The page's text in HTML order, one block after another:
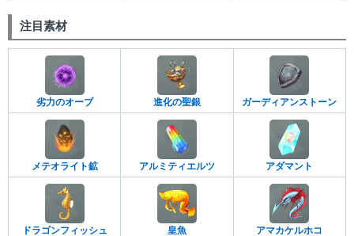
注目素材
劣力のオーブ 進化の聖銀 ガーディアンストーン
メテオライト鉱 アルミティエルツ アダマント
ドラゴンフィッシュ 皇魚 アマカケルホコ